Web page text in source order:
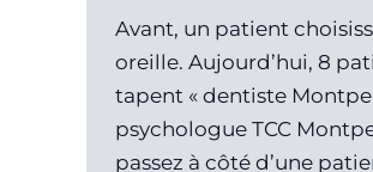
Avant, un patient
oreille. Aujourd’hui, 8
tapent « dentiste
psychologue TCC
passez à côté d’une